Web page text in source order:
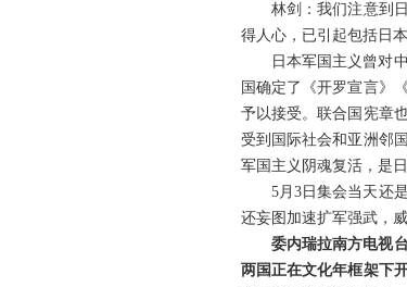
林剑：我们注意到
得人心，已引起包括日
日本军国主义曾对
国确定了《开罗宣言》
予以接受。联合国宪章
受到国际社会和亚洲邻
军国主义阴魂复活，是
5月3日集会当天还
还妄图加速扩军强武，
委内瑞拉南方电视
两国正在文化年框架下